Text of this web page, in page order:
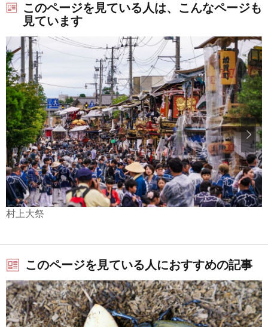
このページを見ている人は、こんなページも
見ています
村上大祭
このページを見ている人におすすめの記事